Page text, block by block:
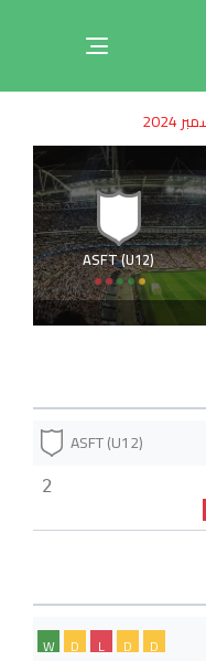
Toggle
IN:on:
ASFT (U12)
ASFT (U12)
2
D
D
L
D
W